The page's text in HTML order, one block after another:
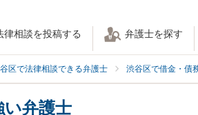
律相談を投稿する 弁護士を探す
区で法律相談できる弁護士 渋谷区で借金・債
い弁護士